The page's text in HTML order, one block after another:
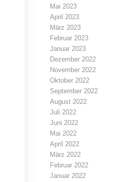
Mai 2023
April 2023
März 2023
Februar 2023
Januar 2023
Dezember 2022
November 2022
Oktober 2022
September 2022
August 2022
Juli 2022
Juni 2022
Mai 2022
April 2022
März 2022
Februar 2022
Januar 2022